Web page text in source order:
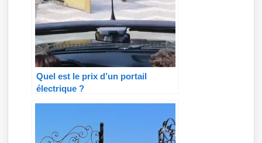
Quel est le prix d’un portail
électrique ?